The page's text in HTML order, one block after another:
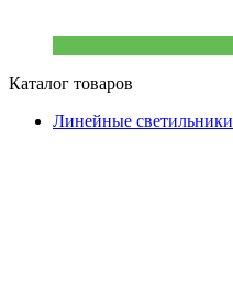
Каталог товаров
Линейные светильники